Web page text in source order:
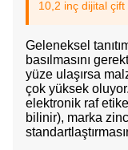
10,2 inç dijital
Geleneksel
basılmasını
yüze ulaşırsa
çok yüksek
elektronik raf
bilinir), marka